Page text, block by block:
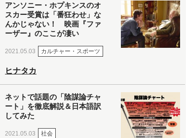
アンソニー・ホプキンスのオ
スカー受賞は「番狂わせ」な
んかじゃない！ 映画『ファ
ーザー』のここが凄い
2021.05.03 カルチャー・スポーツ
ヒナタカ
ネットで話題の「陰謀論チャ
ート」を徹底解説＆日本語訳
してみた
2021.05.03 社会